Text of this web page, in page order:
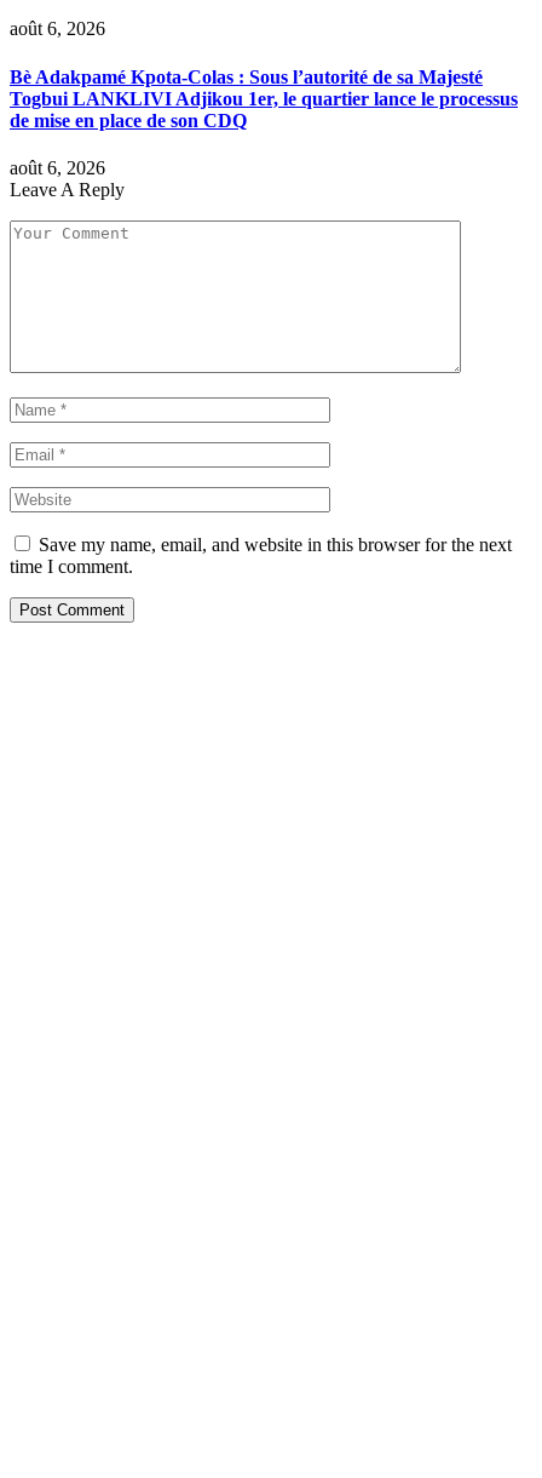
août 6, 2026
Bè Adakpamé Kpota-Colas : Sous l’autorité de sa Majesté
Togbui LANKLIVI Adjikou 1er, le quartier lance le processus
de mise en place de son CDQ
août 6, 2026
Leave A Reply
Save my name, email, and website in this browser for the next
time I comment.